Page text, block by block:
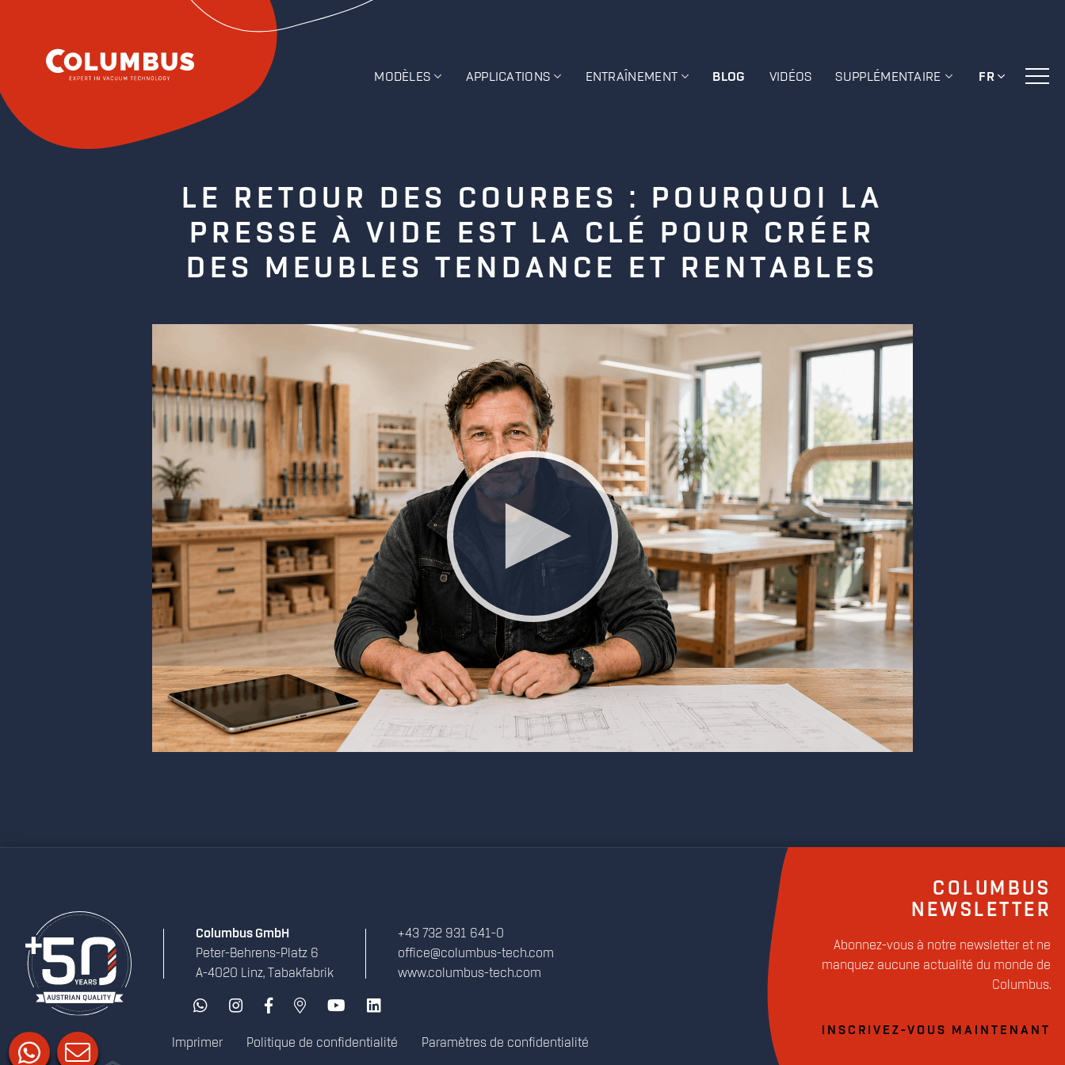
MODÈLES APPLICATIONS ENTRAÎNEMENT BLOG VIDÉOS SUPPLÉMENTAIRE FR
LE RETOUR DES COURBES : POURQUOI LA
PRESSE À VIDE EST LA CLÉ POUR CRÉER
DES MEUBLES TENDANCE ET RENTABLES
Columbus GmbH
Peter-Behrens-Platz 6
A-4020 Linz, Tabakfabrik
+43 732 931 641-0
office@columbus-tech.com
www.columbus-tech.com
Imprimer Politique de confidentialité Paramètres de confidentialité
COLUMBUS
NEWSLETTER
Abonnez-vous à notre newsletter et ne
manquez aucune actualité du monde de
Columbus.
INSCRIVEZ-VOUS MAINTENANT